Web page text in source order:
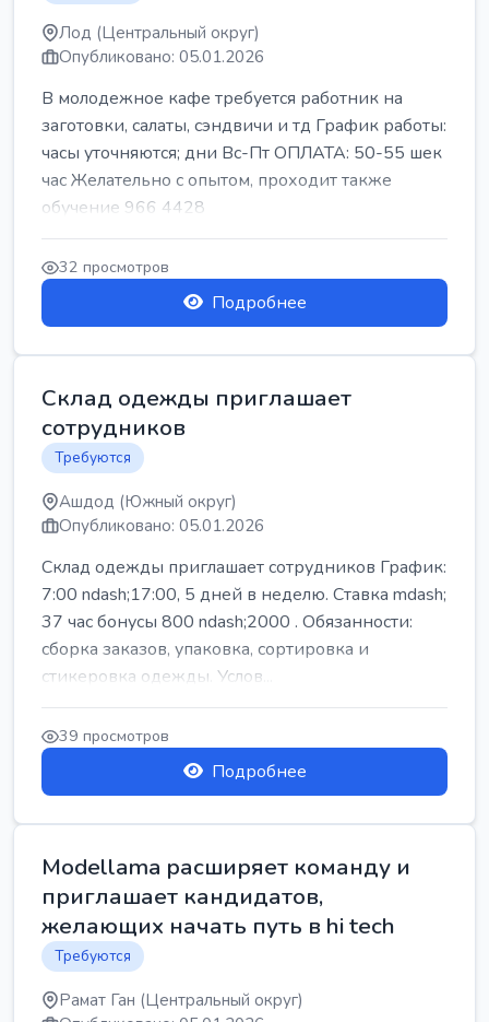
Лод (Центральный округ)
Опубликовано: 05.01.2026
В молодежное кафе требуется работник на
заготовки, салаты, сэндвичи и тд График работы:
часы уточняются; дни Вс-Пт ОПЛАТА: 50-55 шек
час Желательно с опытом, проходит также
обучение 966 4428
32 просмотров
Подробнее
Склад одежды приглашает
сотрудников
Требуются
Ашдод (Южный округ)
Опубликовано: 05.01.2026
Склад одежды приглашает сотрудников График:
7:00 ndash;17:00, 5 дней в неделю. Ставка mdash;
37 час бонусы 800 ndash;2000 . Обязанности:
сборка заказов, упаковка, сортировка и
стикеровка одежды. Услов...
39 просмотров
Подробнее
Modellama расширяет команду и
приглашает кандидатов,
желающих начать путь в hi tech
Требуются
Рамат Ган (Центральный округ)